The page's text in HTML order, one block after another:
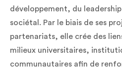
développement, du
sociétal. Par le biais de ses
partenariats, elle crée des
milieux universitaires,
communautaires afin de